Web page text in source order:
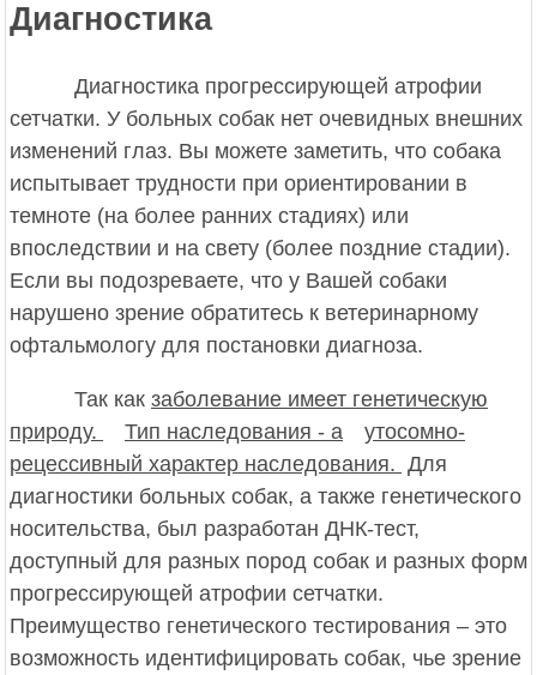
Диагностика
Диагностика прогрессирующей атрофии
сетчатки. У больных собак нет очевидных внешних
изменений глаз. Вы можете заметить, что собака
испытывает трудности при ориентировании в
темноте (на более ранних стадиях) или
впоследствии и на свету (более поздние стадии).
Если вы подозреваете, что у Вашей собаки
нарушено зрение обратитесь к ветеринарному
офтальмологу для постановки диагноза.
Так как заболевание имеет генетическую
природу.
Тип наследования - а
утосомно-
рецессивный характер наследования. Для
диагностики больных собак, а также генетического
носительства, был разработан ДНК-тест,
доступный для разных пород собак и разных форм
прогрессирующей атрофии сетчатки.
Преимущество генетического тестирования – это
возможность идентифицировать собак, чье зрение